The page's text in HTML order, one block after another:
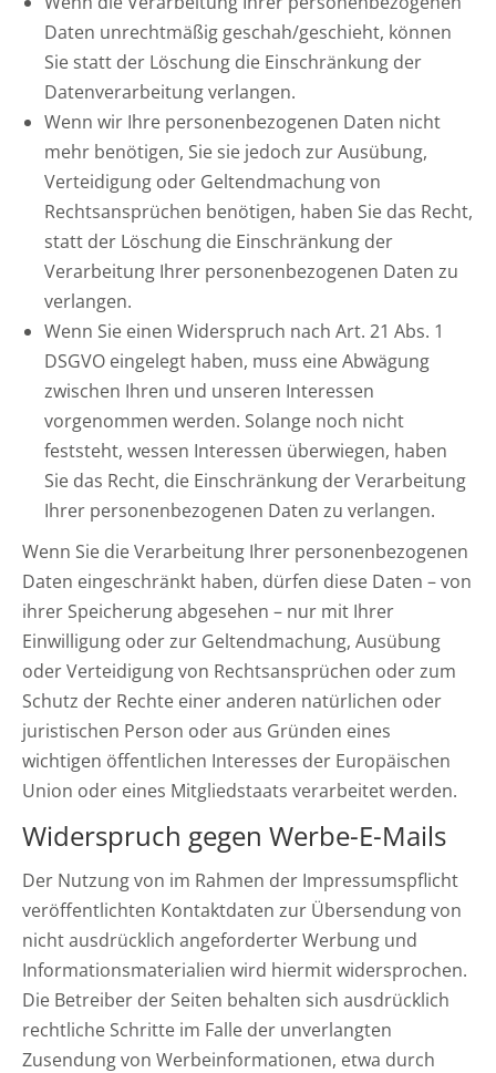
Daten unrechtmäßig geschah/geschieht, können
Sie statt der Löschung die Einschränkung der
Datenverarbeitung verlangen.
Wenn wir Ihre personenbezogenen Daten nicht
mehr benötigen, Sie sie jedoch zur Ausübung,
Verteidigung oder Geltendmachung von
Rechtsansprüchen benötigen, haben Sie das Recht,
statt der Löschung die Einschränkung der
Verarbeitung Ihrer personenbezogenen Daten zu
verlangen.
Wenn Sie einen Widerspruch nach Art. 21 Abs. 1
DSGVO eingelegt haben, muss eine Abwägung
zwischen Ihren und unseren Interessen
vorgenommen werden. Solange noch nicht
feststeht, wessen Interessen überwiegen, haben
Sie das Recht, die Einschränkung der Verarbeitung
Ihrer personenbezogenen Daten zu verlangen.
Wenn Sie die Verarbeitung Ihrer personenbezogenen
Daten eingeschränkt haben, dürfen diese Daten – von
ihrer Speicherung abgesehen – nur mit Ihrer
Einwilligung oder zur Geltendmachung, Ausübung
oder Verteidigung von Rechtsansprüchen oder zum
Schutz der Rechte einer anderen natürlichen oder
juristischen Person oder aus Gründen eines
wichtigen öffentlichen Interesses der Europäischen
Union oder eines Mitgliedstaats verarbeitet werden.
Widerspruch gegen Werbe-E-Mails
Der Nutzung von im Rahmen der Impressumspflicht
veröffentlichten Kontaktdaten zur Übersendung von
nicht ausdrücklich angeforderter Werbung und
Informationsmaterialien wird hiermit widersprochen.
Die Betreiber der Seiten behalten sich ausdrücklich
rechtliche Schritte im Falle der unverlangten
Zusendung von Werbeinformationen, etwa durch